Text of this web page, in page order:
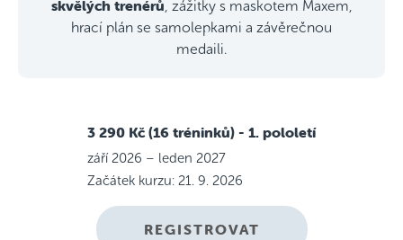
skvělých trenérů , zážitky s maskotem Maxem,
hrací plán se samolepkami a závěrečnou
medaili.
3 290 Kč (16 tréninků) - 1. pololetí
září 2026 – leden 2027
Začátek kurzu: 21. 9. 2026
REGISTROVAT